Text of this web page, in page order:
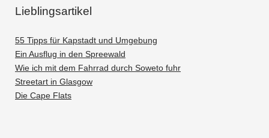
Lieblingsartikel
55 Tipps für Kapstadt und Umgebung
Ein Ausflug in den Spreewald
Wie ich mit dem Fahrrad durch Soweto fuhr
Streetart in Glasgow
Die Cape Flats